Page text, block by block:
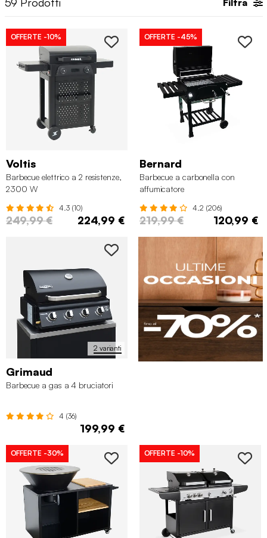
Filtra
OFFERTE -10%
Voltis
Barbecue elettrico a 2 resistenze,
2300 W
4.3 (10)
249,99 € 224,99 €
OFFERTE -45%
Bernard
Barbecue a carbonella con
affumicatore
4.2 (206)
219,99 € 120,99 €
2 varianti
Grimaud
Barbecue a gas a 4 bruciatori
4 (36)
199,99 €
OFFERTE -30% OFFERTE -10%